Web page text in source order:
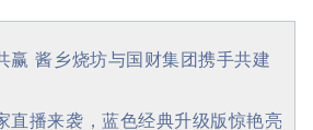
赢 酱乡烧坊与国财集团携手共建
直播来袭，蓝色经典升级版惊艳亮